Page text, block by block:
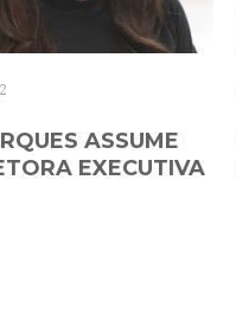
ASSUME
EXECUTIVA